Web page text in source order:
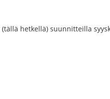
hetkellä) suunnitteilla